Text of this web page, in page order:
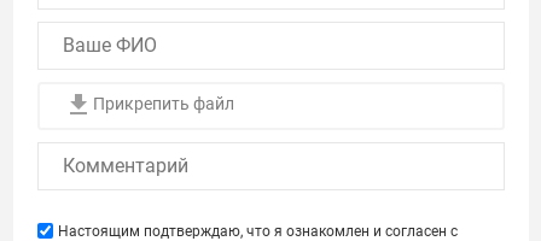
Прикрепить файл
Настоящим подтверждаю, что я ознакомлен и согласен с